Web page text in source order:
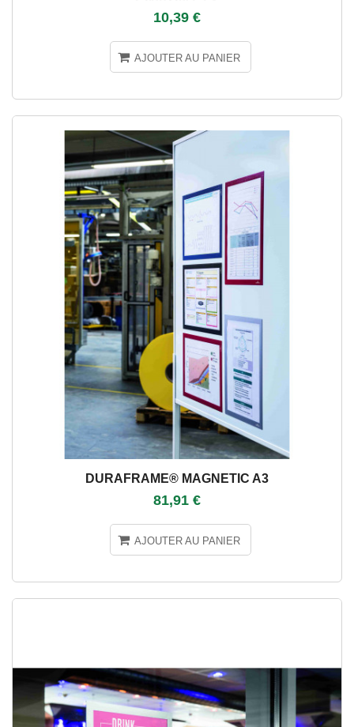
10,39 €
AJOUTER AU PANIER
DURAFRAME® MAGNETIC A3
81,91 €
AJOUTER AU PANIER